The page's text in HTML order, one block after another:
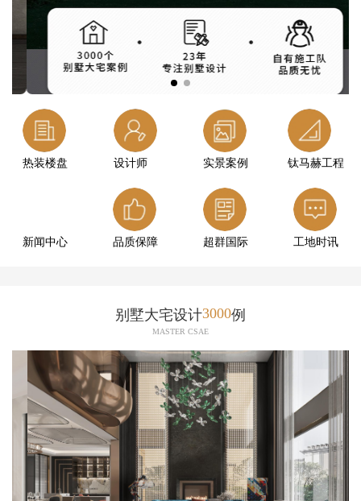
热装楼盘 设计师 实景案例 钛马赫工程
新闻中心 品质保障 超群国际 工地时讯
别墅大宅设计3000例
MASTER CSAE